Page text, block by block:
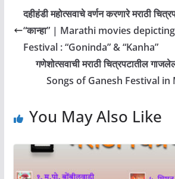
दहीहंडी महोत्सवाचे वर्णन करणारे मराठी
“कान्हा” | Marathi movies
Festival : “Goninda” & “Kanha”
गणेशोत्सवाची मराठी चित्रपटातील
Songs of Ganesh Festival
You May Also Like